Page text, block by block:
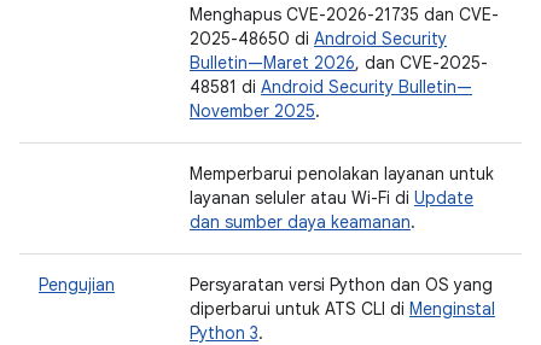
Menghapus CVE-2026-21735 dan CVE-
2025-48650 di Android Security
Bulletin—Maret 2026, dan CVE-2025-
48581 di Android Security Bulletin—
November 2025.
Memperbarui penolakan layanan untuk
layanan seluler atau Wi-Fi di Update
dan sumber daya keamanan.
Pengujian
Persyaratan versi Python dan OS yang
diperbarui untuk ATS CLI di Menginstal
Python 3.